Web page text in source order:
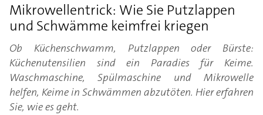
Mikrowellentrick: Wie Sie Putzlappen
und Schwämme keimfrei kriegen
Ob Küchenschwamm, Putzlappen oder Bürste:
Küchenutensilien sind ein Paradies für Keime.
Waschmaschine, Spülmaschine und Mikrowelle
helfen, Keime in Schwämmen abzutöten. Hier erfahren
Sie, wie es geht.